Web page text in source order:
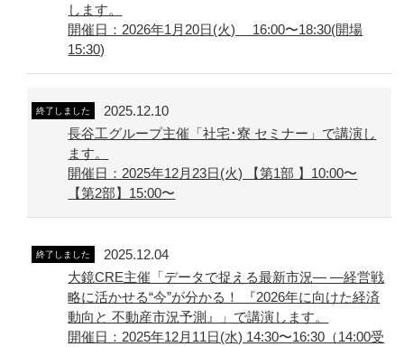
します。
開催日：2026年1月20日(火) 16:00〜18:30(開場
15:30)
終了しました
2025.12.10
長谷工グループ主催「社宅･寮 セミナー」で講演し
ます。
開催日：2025年12月23日(火) 【第1部 】10:00〜
【第2部】15:00〜
終了しました
2025.12.04
大鏡CRE主催「データで捉える最新市況― ―経営戦
略に活かせる“今”が分かる！ 『2026年に向けた経済
動向と 不動産市況予測』」で講演します。
開催日：2025年12月11日(水) 14:30〜16:30（14:00受